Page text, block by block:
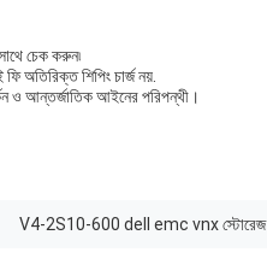
চেক করুন৷
অতিরিক্ত শিপিং চার্জ নয়.
ও আন্তর্জাতিক আইনের পরিপন্থী।
V4-2S10-600 dell emc vnx স্টোরেজ